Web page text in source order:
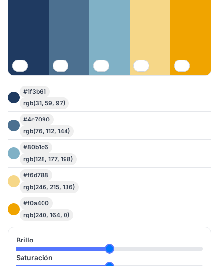
#1f3b61
rgb(31, 59, 97)
#4c7090
rgb(76, 112, 144)
#80b1c6
rgb(128, 177, 198)
#f6d788
rgb(246, 215, 136)
#f0a400
rgb(240, 164, 0)
Brillo
Saturación